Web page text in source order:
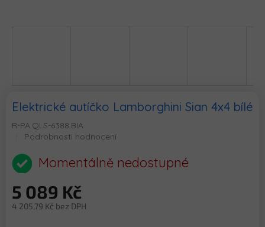
Elektrické autíčko Lamborghini Sian 4x4 bílé
R-PA.QLS-6388.BIA
Průměrné
produktu
je
z
5
Podrobnosti hodnocení
Momentálně nedostupné
5 089 Kč
4 205,79 Kč bez DPH